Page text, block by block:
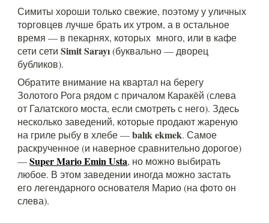
Симиты хороши только свежие, поэтому у уличных
торговцев лучше брать их утром, а в остальное
время — в пекарнях, которых много, или в кафе
сети сетиSimit Sarayı(буквально — дворец
бубликов).
Обратите внимание на квартал на берегу
Золотого Рога рядом с причалом Каракёй (слева
от Галатского моста, если смотреть с него). Здесь
несколько заведений, которые продают жареную
на гриле рыбу в хлебе —balık ekmek. Самое
раскрученное (и наверное сравнительно дорогое)
— Super Mario Emin Usta, но можно выбирать
любое. В этом заведении иногда можно застать
его легендарного основателя Марио (на фото он
слева).